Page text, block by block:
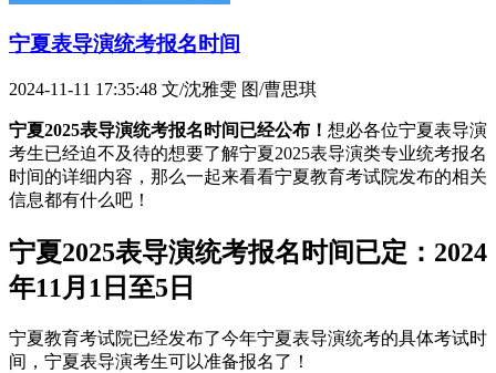
宁夏表导演统考报名时间
2024-11-11 17:35:48 文/沈雅雯 图/曹思琪
宁夏2025表导演统考报名时间已经公布！ 想必各位宁夏表导演
考生已经迫不及待的想要了解宁夏2025表导演类专业统考报名
时间的详细内容，那么一起来看看宁夏教育考试院发布的相关
信息都有什么吧！
宁夏2025表导演统考报名时间已定：2024
年11月1日至5日
宁夏教育考试院已经发布了今年宁夏表导演统考的具体考试时
间，宁夏表导演考生可以准备报名了！